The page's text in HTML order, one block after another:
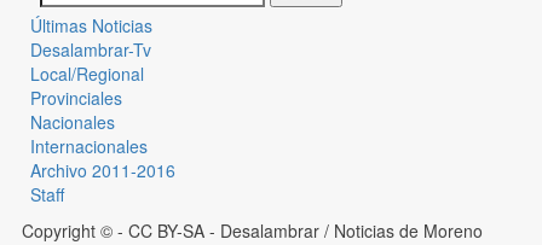
Últimas Noticias
Desalambrar-Tv
Local/Regional
Provinciales
Nacionales
Internacionales
Archivo 2011-2016
Staff
Copyright © - CC BY-SA - Desalambrar / Noticias de Moreno